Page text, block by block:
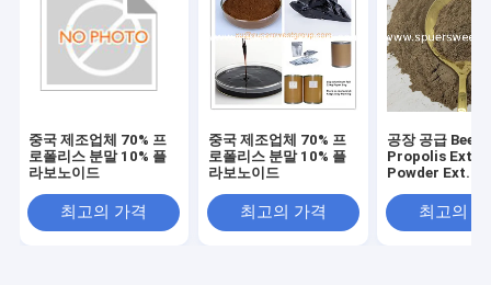
중국 제조업체 70% 프
로폴리스 분말 10% 플
라보노이드
최고의 가격
중국 제조업체 70% 프
로폴리스 분말 10% 플
라보노이드
최고의 가격
공장 공급 Bee
Propolis
Powder Ext.
최고의